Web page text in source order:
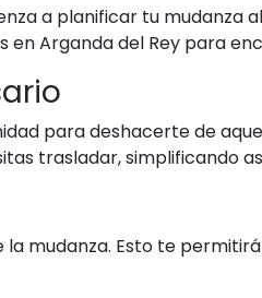
a planificar tu mudanza
Arganda del Rey para
para deshacerte de
trasladar, simplificando
la mudanza. Esto te